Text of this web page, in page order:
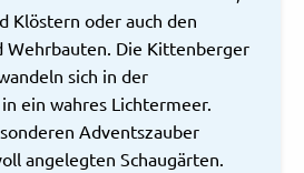
Klöstern oder auch den
Wehrbauten. Die Kittenberger
sich in der
ein wahres Lichtermeer.
Adventszauber
angelegten Schaugärten.